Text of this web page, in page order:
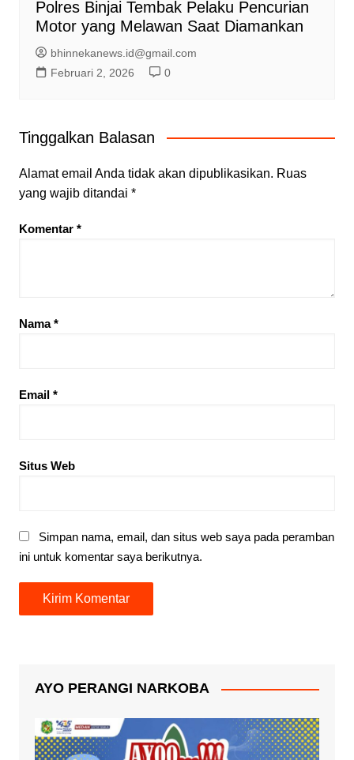
Polres Binjai Tembak Pelaku Pencurian
Motor yang Melawan Saat Diamankan
bhinnekanews.id@gmail.com
Februari 2, 2026
0
Tinggalkan Balasan
Alamat email Anda tidak akan dipublikasikan. Ruas
yang wajib ditandai *
Komentar *
Nama*
Email *
Situs Web
Simpan nama, email, dan situs web saya pada peramban
ini untuk komentar saya berikutnya.
AYO PERANGI NARKOBA